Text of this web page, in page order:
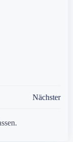
Nächster